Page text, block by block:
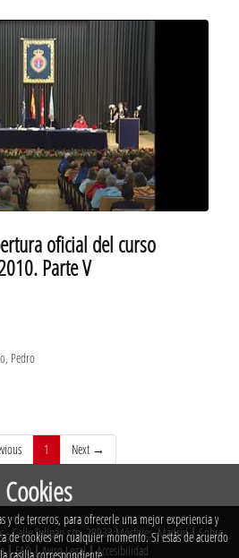
oficial del curso
Parte V
Pedro
1 (current)Next →
- Calle Tulipán s/n. 28933 Móstoles. Madrid| Sobre
|FAQ |Aviso Legal |Accesibilidad
Cookies
y de terceros, para ofrecerle una mejor experiencia y
de cookies en cualquier momento. Si estás de acuerdo